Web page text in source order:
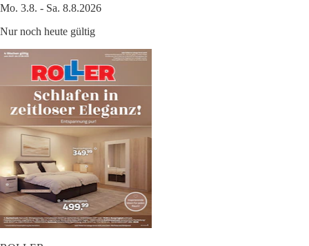
Mo. 3.8. - Sa. 8.8.2026
Nur noch heute gültig